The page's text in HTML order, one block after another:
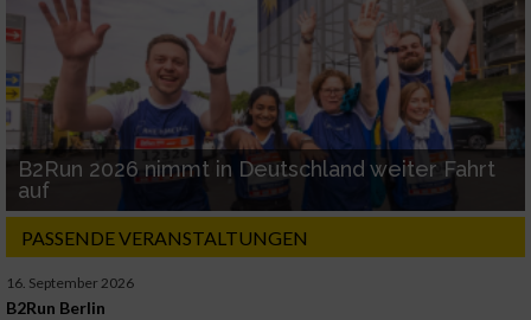
B2Run 2026 nimmt in Deutschland weiter Fahrt
auf
PASSENDE VERANSTALTUNGEN
16. September 2026
B2Run Berlin